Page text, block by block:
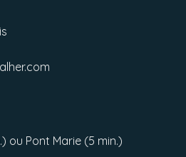
ou Pont Marie (5 min.)